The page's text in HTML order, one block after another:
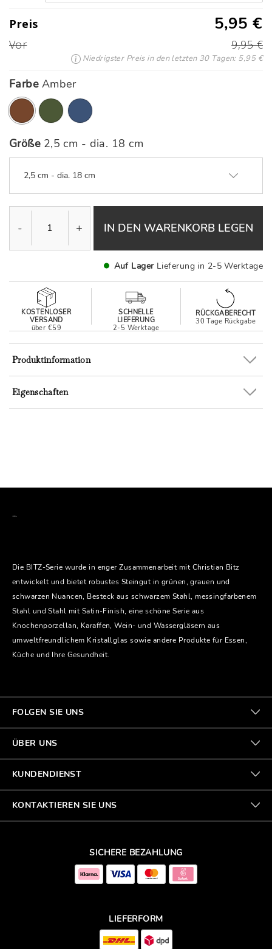
Preis 5,95 €
Vor 9,95 €
Niedrigster Preis in den letzten 30 Tagen: 5,95 €
Farbe Amber
Ausgewählte
Größe 2,5 cm - dia. 18 cm
2,5 cm - dia. 18 cm
- + IN DEN WARENKORB LEGEN
Auf Lager Lieferung in 2-5 Werktage
KOSTENLOSER
VERSAND
über €59
SCHNELLE
LIEFERUNG
2-5 Werktage
RÜCKGABERECHT
30 Tage Rückgabe
Eigenschaften
Produktinformation
Die BITZ-Serie wurde in enger Zusammenarbeit mit Christian Bitz
entwickelt und bietet robustes Steingut in grünen, grauen und
schwarzen Nuancen, Besteck aus schwarzem Stahl, messingfarbenem
Stahl und Stahl mit Satin-Finish, eine schöne Serie aus
Knochenporzellan, Karaffen, Wein- und Wassergläsern aus
umweltfreundlichem Kristallglas sowie andere Produkte für Essen,
Küche und Ihre Gesundheit.
FOLGEN SIE UNS
ÜBER UNS
KUNDENDIENST
KONTAKTIEREN SIE UNS
SICHERE BEZAHLUNG
LIEFERFORM